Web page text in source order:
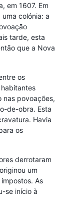
em 1607. Em
colónia: a
tarde, esta
que a Nova
os
nas povoações,
de-obra. Esta
Havia
os
derrotaram
um
As
se início à